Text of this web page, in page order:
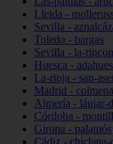
Lleida -
Sevilla -
Toledo - bargas
Sevilla - la-
Huesca -
La-rioja - san-
Madrid -
Almería - láujar-
Córdoba -
Girona - palamós
Cádiz - chiclana-